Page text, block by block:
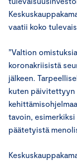
vaatii koko
”Valtion
koronakriisistä
jälkeen.
kuten päivitettyyn
tavoin,
päätetyistä